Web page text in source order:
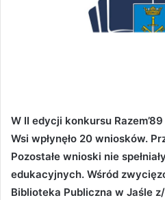
W II edycji konkursu
Wsi wpłynęło 20 wniosków.
Pozostałe wnioski nie
edukacyjnych. Wśród
Biblioteka Publiczna w Jaśle